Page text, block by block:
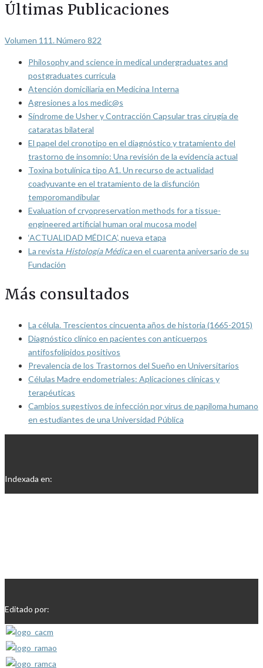
Últimas Publicaciones
Volumen 111. Número 822
Philosophy and science in medical undergraduates and
postgraduates curricula
Atención domiciliaria en Medicina Interna
Agresiones a los medic@s
Síndrome de Usher y Contracción Capsular tras cirugía de
cataratas bilateral
El papel del cronotipo en el diagnóstico y tratamiento del
trastorno de insomnio: Una revisión de la evidencia actual
Toxina botulínica tipo A1. Un recurso de actualidad
coadyuvante en el tratamiento de la disfunción
temporomandibular
Evaluation of cryopreservation methods for a tissue-
engineered artificial human oral mucosa model
‘ACTUALIDAD MÉDICA’, nueva etapa
La revista Histología Médicaen el cuarenta aniversario de su
Fundación
Más consultados
La célula. Trescientos cincuenta años de historia (1665-2015)
Diagnóstico clínico en pacientes con anticuerpos
antifosfolípidos positivos
Prevalencia de los Trastornos del Sueño en Universitarios
Células Madre endometriales: Aplicaciones clínicas y
terapéuticas
Cambios sugestivos de infección por virus de papiloma humano
en estudiantes de una Universidad Pública
Indexada en:
Editado por: